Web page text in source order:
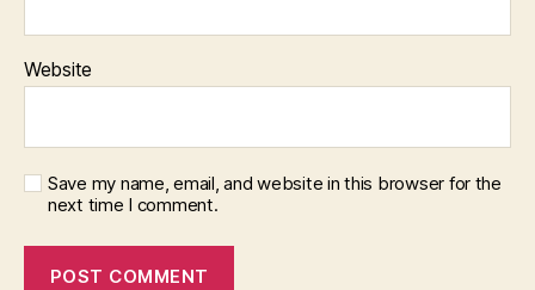
Website
Save my name, email, and website in this browser for the
next time I comment.